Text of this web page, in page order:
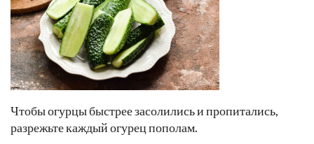
Чтобы огурцы быстрее засолились и пропитались,
разрежьте каждый огурец пополам.